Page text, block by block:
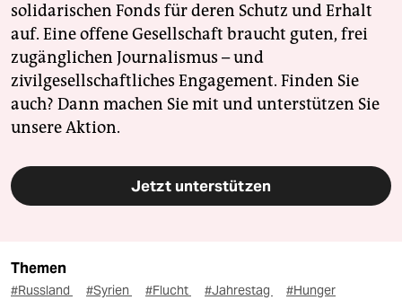
solidarischen Fonds für deren Schutz und Erhalt
auf. Eine offene Gesellschaft braucht guten, frei
zugänglichen Journalismus – und
zivilgesellschaftliches Engagement. Finden Sie
auch? Dann machen Sie mit und unterstützen Sie
unsere Aktion.
Jetzt unterstützen
Themen
#Russland #Syrien #Flucht #Jahrestag
#Hunger